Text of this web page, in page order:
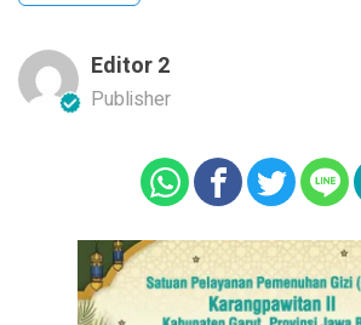
Editor 2
Publisher